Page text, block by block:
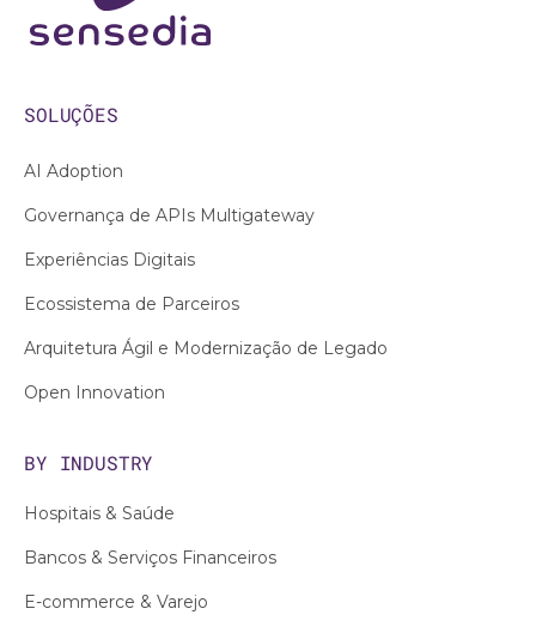
SOLUÇÕES
AI Adoption
Governança de APIs Multigateway
Experiências Digitais
Ecossistema de Parceiros
Arquitetura Ágil e Modernização de Legado
Open Innovation
BY INDUSTRY
Hospitais & Saúde
Bancos & Serviços Financeiros
E-commerce & Varejo